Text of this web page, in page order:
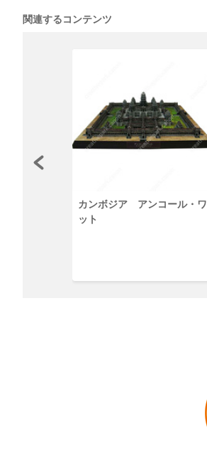
関連するコンテンツ
カンボジア アンコール・ワ
ット